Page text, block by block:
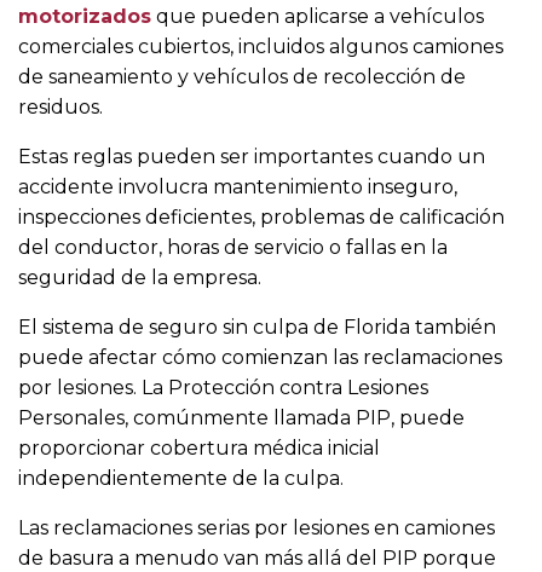
motorizados que pueden aplicarse a vehículos
comerciales cubiertos, incluidos algunos camiones
de saneamiento y vehículos de recolección de
residuos.
Estas reglas pueden ser importantes cuando un
accidente involucra mantenimiento inseguro,
inspecciones deficientes, problemas de calificación
del conductor, horas de servicio o fallas en la
seguridad de la empresa.
El sistema de seguro sin culpa de Florida también
puede afectar cómo comienzan las reclamaciones
por lesiones. La Protección contra Lesiones
Personales, comúnmente llamada PIP, puede
proporcionar cobertura médica inicial
independientemente de la culpa.
Las reclamaciones serias por lesiones en camiones
de basura a menudo van más allá del PIP porque